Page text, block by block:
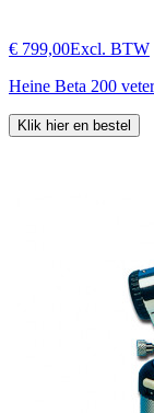
€ 799,00Excl. BTW
Heine Beta 200
Klik hier en bestel